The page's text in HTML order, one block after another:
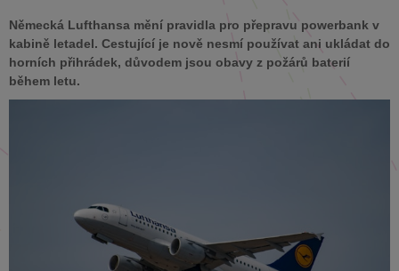
Německá Lufthansa mění pravidla pro přepravu powerbank v
kabině letadel. Cestující je nově nesmí používat ani ukládat do
horních přihrádek, důvodem jsou obavy z požárů baterií
během letu.